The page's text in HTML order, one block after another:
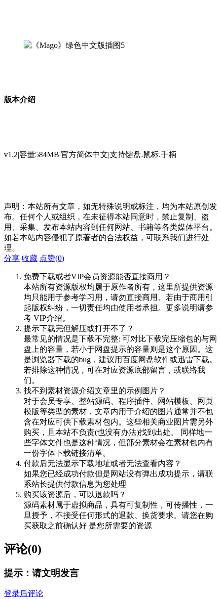
版本介绍
v1.2|容量584MB|官方简体中文|支持键盘.鼠标.手柄
声明：本站所有文章，如无特殊说明或标注，均为本站原创发
布。任何个人或组织，在未征得本站同意时，禁止复制、盗
用、采集、发布本站内容到任何网站、书籍等各类媒体平台。
如若本站内容侵犯了原著者的合法权益，可联系我们进行处
理。
分享 收藏 点赞(0)
免费下载或者VIP会员资源能否直接商用？
本站所有资源版权均属于原作者所有，这里所提供资源
均只能用于参考学习用，请勿直接商用。若由于商用引
起版权纠纷，一切责任均由使用者承担。更多说明请参
考 VIP介绍。
提示下载完但解压或打开不了？
最常见的情况是下载不完整: 可对比下载完压缩包的与网
盘上的容量，若小于网盘提示的容量则是这个原因。这
是浏览器下载的bug，建议用百度网盘软件或迅雷下载。
若排除这种情况，可在对应资源底部留言，或联络我
们。
找不到素材资源介绍文章里的示例图片？
对于会员专享、整站源码、程序插件、网站模板、网页
模版等类型的素材，文章内用于介绍的图片通常并不包
含在对应可供下载素材包内。这些相关商业图片需另外
购买，且本站不负责(也没有办法)找到出处。 同样地一
些字体文件也是这种情况，但部分素材会在素材包内有
一份字体下载链接清单。
付款后无法显示下载地址或者无法查看内容？
如果您已经成功付款但是网站没有弹出成功提示，请联
系站长提供付款信息为您处理
购买该资源后，可以退款吗？
源码素材属于虚拟商品，具有可复制性，可传播性，一
旦授予，不接受任何形式的退款、换货要求。请您在购
买获取之前确认好 是您所需要的资源
评论(0)
提示：请文明发言
登录后评论